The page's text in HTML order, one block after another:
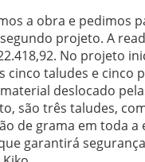
a obra e pedimos
projeto. A
No projeto
cinco taludes e cinco
deslocado
são três taludes,
de grama em toda a
garantirá